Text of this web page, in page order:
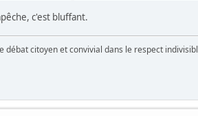
c'est bluffant.
débat citoyen et convivial dans le respect